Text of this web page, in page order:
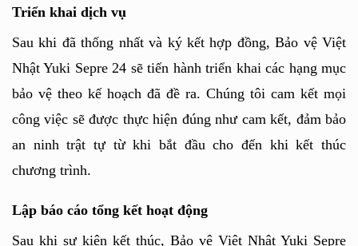
Triển khai dịch vụ
Sau khi đã thống nhất và ký kết hợp đồng, Bảo vệ Việt
Nhật Yuki Sepre 24 sẽ tiến hành triển khai các hạng mục
bảo vệ theo kế hoạch đã đề ra. Chúng tôi cam kết mọi
công việc sẽ được thực hiện đúng như cam kết, đảm bảo
an ninh trật tự từ khi bắt đầu cho đến khi kết thúc
chương trình.
Lập báo cáo tổng kết hoạt động
Sau khi sự kiện kết thúc, Bảo vệ Việt Nhật Yuki Sepre